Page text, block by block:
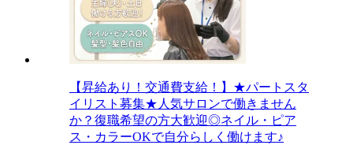
【昇給あり！交通費支給！】★パートスタ
イリスト募集★人気サロンで働きません
か？復職希望の方大歓迎◎ネイル・ピア
ス・カラーOKで自分らしく働けます♪